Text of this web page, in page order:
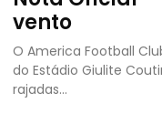
vento
O America Football
do Estádio Giulite
rajadas…